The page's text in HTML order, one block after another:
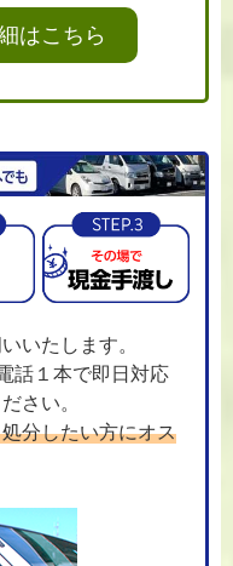
はこちら
いたします。
話１本で即日対応
さい。
分したい方にオス